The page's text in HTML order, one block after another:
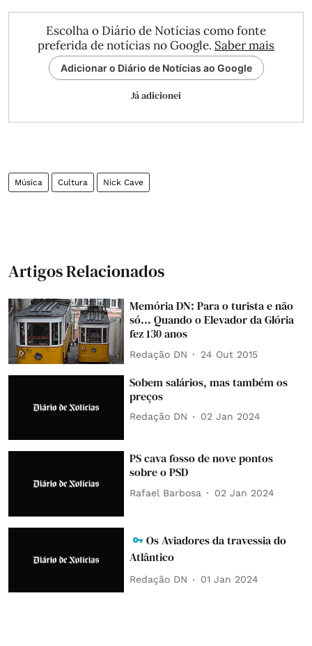
Escolha o Diário de Notícias como fonte
preferida de notícias no Google. Saber mais
Adicionar o Diário de Notícias ao Google
Já adicionei
Música Cultura Nick Cave
Artigos Relacionados
Memória DN: Para o turista e não
só... Quando o Elevador da Glória
fez 130 anos
Redação DN 24 Out 2015
Sobem salários, mas também os
preços
Redação DN 02 Jan 2024
PS cava fosso de nove pontos
sobre o PSD
Rafael Barbosa 02 Jan 2024
Os Aviadores da travessia do
Atlântico
Redação DN 01 Jan 2024